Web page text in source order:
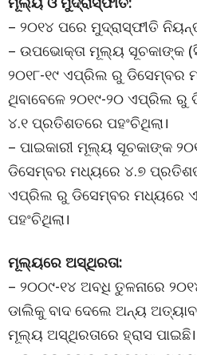
– ୨୦୧୪ ପରେ ମୁଦ୍ରାସ୍ଫୀତି
– ଉପଭୋକ୍ତା ମୂଲ୍ୟ ସୂଚକାଙ୍କ
୨୦୧୮-୧୯ ଏପ୍ରିଲ ରୁ ଡିସେମ୍ବର
ଥିବାବେଳେ ୨୦୧୯-୨୦ ଏପ୍ରିଲ ରୁ
୪.୧ ପ୍ରତିଶତରେ ପହଂଚିଥିଲା।
– ପାଇକାରୀ ମୂଲ୍ୟ ସୂଚକାଙ୍କ
ଡିସେମ୍ବର ମଧ୍ୟରେ ୪.୭ ପ୍ରତିଶତ
ଏପ୍ରିଲ ରୁ ଡିସେମ୍ବର ମଧ୍ୟରେ
ପହଂଚିଥିଲା।
ମୂଲ୍ୟରେ ଅସ୍ଥିରତା:
– ୨୦୦୯-୧୪ ଅବଧି ତୁଳନାରେ
ଡାଲିକୁ ବାଦ ଦେଲେ ଅନ୍ୟ
ମୂଲ୍ୟ ଅସ୍ଥିରତାରେ ହ୍ରାସ ପାଇଛି।